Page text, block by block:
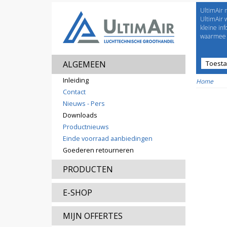
ALGEMEEN
Inleiding
Contact
Nieuws - Pers
Downloads
Productnieuws
Einde voorraad aanbiedingen
Goederen retourneren
PRODUCTEN
E-SHOP
MIJN OFFERTES
UltimAir
UltimAir
kleine
Home